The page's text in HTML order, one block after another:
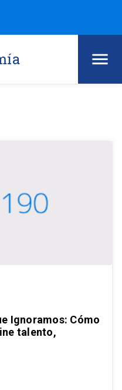
Ignoramos: Cómo
talento,